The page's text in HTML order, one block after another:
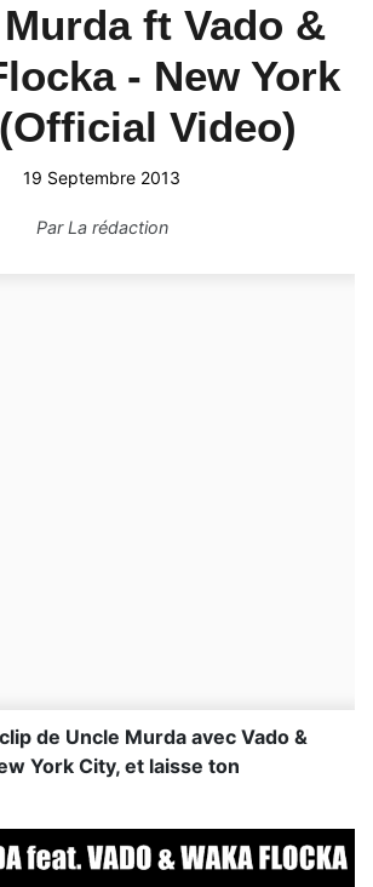
ft Vado &
- New York
Video)
19 Septembre 2013
ParLa rédaction
de Uncle Murda avec Vado &
York City, et laisse ton